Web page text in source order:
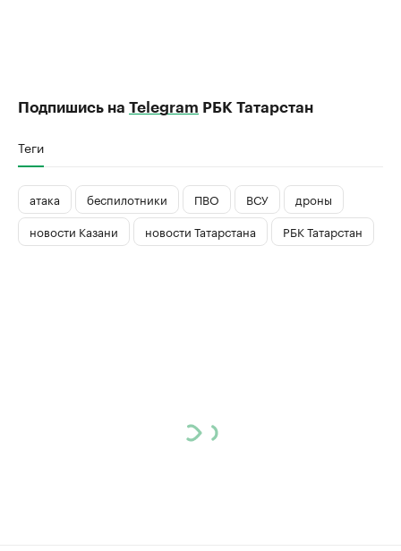
Подпишись на Telegram РБК Татарстан
Теги
атака беспилотники ПВО ВСУ
дроны
новости Казани
новости Татарстана РБК Татарстан